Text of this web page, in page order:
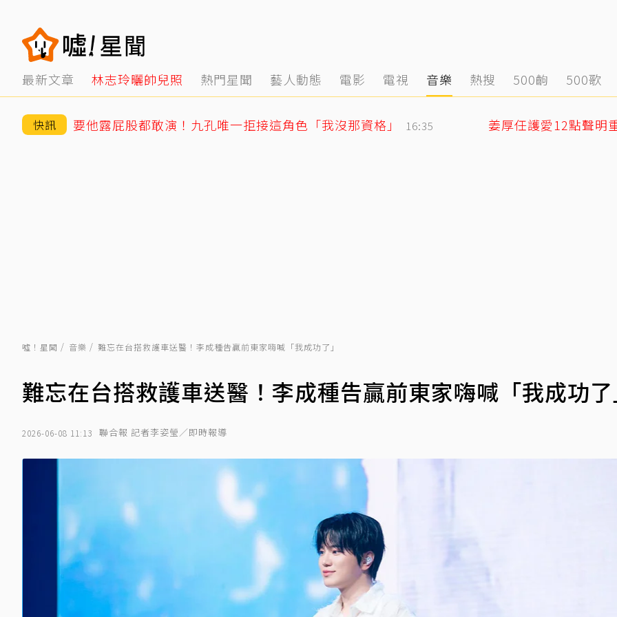
最新文章 林志玲曬帥兒照 熱門星聞 藝人動態 電影 電視 音樂 熱搜 500齣 500歌
快訊 要他露屁股都敢演！九孔唯一拒接這角色「我沒那資格」 16:35
噓！星聞 音樂 難忘在台搭救護車送醫！李成種告贏前東家嗨喊「我成功了」
難忘在台搭救護車送醫！李成種告贏前東家嗨喊「我成功
2026-06-08 11:13 聯合報 記者李姿瑩／即時報導